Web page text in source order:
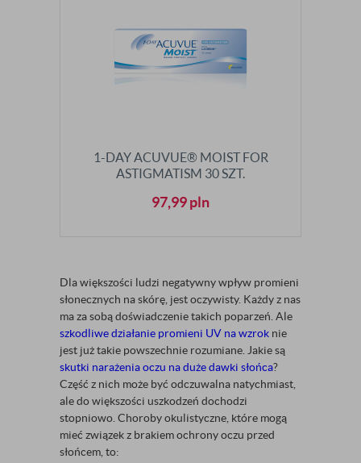
1-DAY ACUVUE® MOIST FOR
ASTIGMATISM 30 SZT.
97,99pln
Dla większości ludzi negatywny wpływ promieni
słonecznych na skórę, jest oczywisty. Każdy z nas
ma za sobą doświadczenie takich poparzeń. Ale
szkodliwe działanie promieni UV na wzrok nie
jest już takie powszechnie rozumiane. Jakie są
skutki narażenia oczu na duże dawki słońca?
Część z nich może być odczuwalna natychmiast,
ale do większości uszkodzeń dochodzi
stopniowo. Choroby okulistyczne, które mogą
mieć związek z brakiem ochrony oczu przed
słońcem, to: